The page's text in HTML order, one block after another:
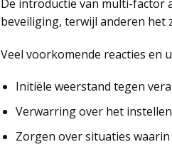
De introductie van multi-factor
beveiliging, terwijl anderen het
Veel voorkomende reacties en
Initiële weerstand tegen
Verwarring over het
Zorgen over situaties